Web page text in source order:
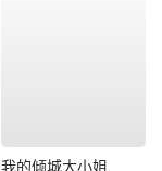
我的倾城大小姐